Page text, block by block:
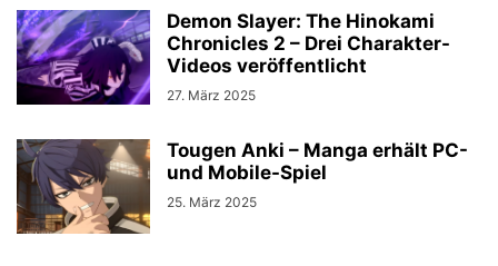
Demon Slayer: The Hinokami
Chronicles 2 – Drei Charakter-
Videos veröffentlicht
27. März 2025
Tougen Anki – Manga erhält PC-
und Mobile-Spiel
25. März 2025